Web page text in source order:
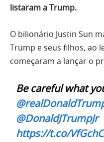
listaram a Trump.
O bilionário Justin Sun
Trump e seus filhos, ao
começaram a lançar o
Be careful what
@DonaldJTrumpJr
https://t.co/